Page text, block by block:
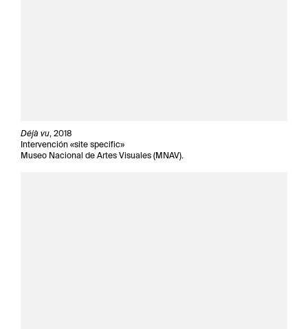
Déjà vu, 2018
Intervención «site specific»
Museo Nacional de Artes Visuales (MNAV).